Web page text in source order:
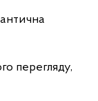
перегляду,